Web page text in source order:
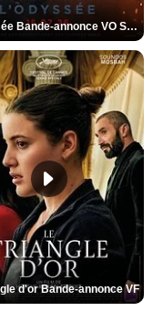
L'Odyssée Bande-annonce VO STFR
d'or Bande-annonce VF